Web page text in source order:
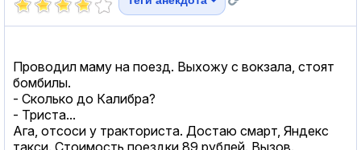
Проводил маму на поезд. Выхожу с вокзала, стоят
бомбилы.
- Сколько до Калибра?
- Триста...
Ага, отсоси у тракториста. Достаю смарт, Яндекс
такси. Стоимость поездки 89 рублей. Вызов.